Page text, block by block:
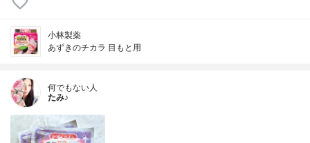
小林製薬
あずきのチカラ 目もと用
何でもない人
たみ♪